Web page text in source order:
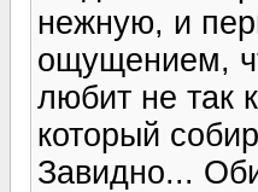
нежную, и
ощущением,
любит не так
который
Завидно...